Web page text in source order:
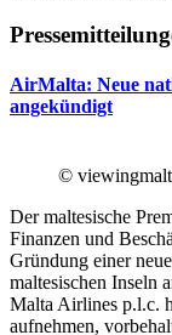
AirMalta: Neue
angekündigt
©
Der maltesische
Finanzen und
Gründung einer
maltesischen Inseln
Malta Airlines p.l.c.
aufnehmen,